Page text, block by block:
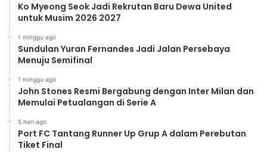
Ko Myeong Seok Jadi Rekrutan Baru Dewa United
untuk Musim 2026 2027
1 minggu ago
Sundulan Yuran Fernandes Jadi Jalan Persebaya
Menuju Semifinal
1 minggu ago
John Stones Resmi Bergabung dengan Inter Milan dan
Memulai Petualangan di Serie A
5 hari ago
Port FC Tantang Runner Up Grup A dalam Perebutan
Tiket Final